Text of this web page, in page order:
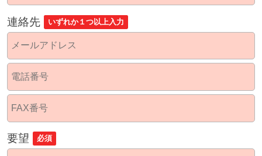
連絡先 いずれか１つ以上入力
要望 必須